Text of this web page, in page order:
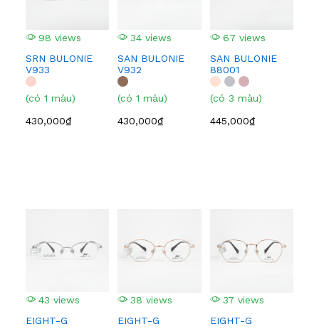
98 views
SRN BULONIE
V933
(có 1 màu)
430,000₫
34 views
SAN BULONIE
V932
(có 1 màu)
430,000₫
67 views
SAN BULONIE
88001
(có 3 màu)
445,000₫
43 views
EIGHT-G
38 views
EIGHT-G
37 views
EIGHT-G